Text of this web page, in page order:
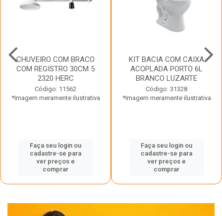
CHUVEIRO COM BRACO
COM REGISTRO 30CM 5
2320 HERC
Código: 11562
*Imagem meramente ilustrativa
Faça seu login ou
cadastre-se para
ver preços e
comprar
KIT BACIA COM CAIXA
ACOPLADA PORTO 6L
BRANCO LUZARTE
Código: 31328
*Imagem meramente ilustrativa
Faça seu login ou
cadastre-se para
ver preços e
comprar